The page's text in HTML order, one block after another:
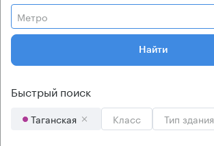
Метро
Найти
Быстрый поиск
Таганская Класс Тип здания